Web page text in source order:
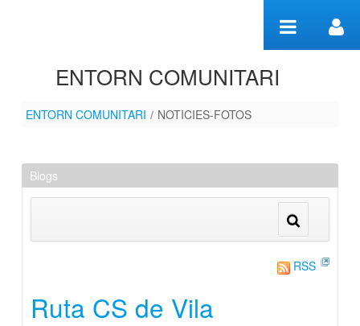
ENTORN COMUNITARI
NOTICIES-FOTOS
ENTORN COMUNITARI / NOTICIES-FOTOS
Blogs
RSS
Ruta CS de Vila